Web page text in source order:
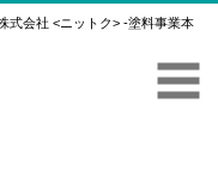
式会社 <ニットク> -塗料事業本